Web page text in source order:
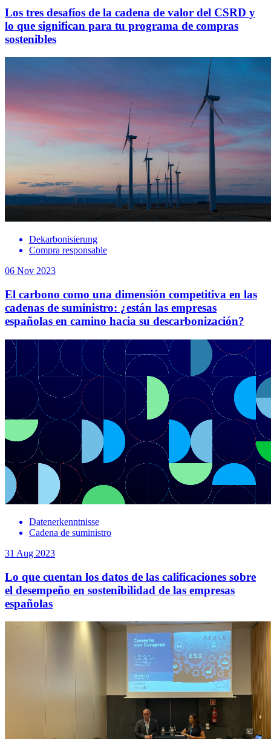
Los tres desafíos de la cadena de valor del CSRD y
lo que significan para tu programa de compras
sostenibles
Dekarbonisierung
Compra responsable
06 Nov 2023
El carbono como una dimensión competitiva en las
cadenas de suministro: ¿están las empresas
españolas en camino hacia su descarbonización?
Datenerkenntnisse
Cadena de suministro
31 Aug 2023
Lo que cuentan los datos de las calificaciones sobre
el desempeño en sostenibilidad de las empresas
españolas